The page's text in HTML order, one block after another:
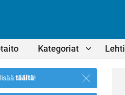
Kategoriat Lehti
täältä!
Sulje
ilmoitus